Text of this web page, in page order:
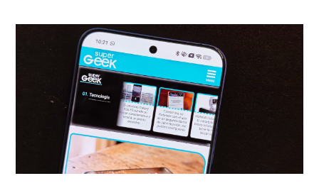
robarse cada escena en la que
aparece.